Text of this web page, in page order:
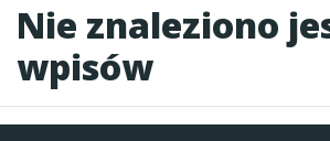
Nie znaleziono
wpisów